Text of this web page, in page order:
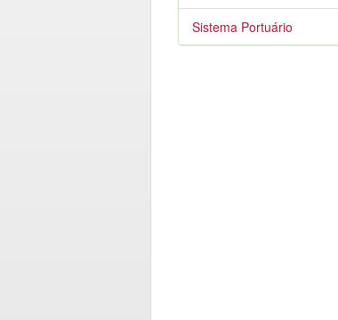
Sistema Portuário